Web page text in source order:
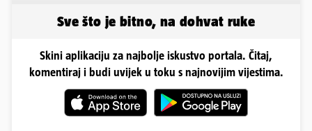
Sve što je bitno, na dohvat ruke
Skini aplikaciju za najbolje iskustvo portala. Čitaj,
komentiraj i budi uvijek u toku s najnovijim vijestima.